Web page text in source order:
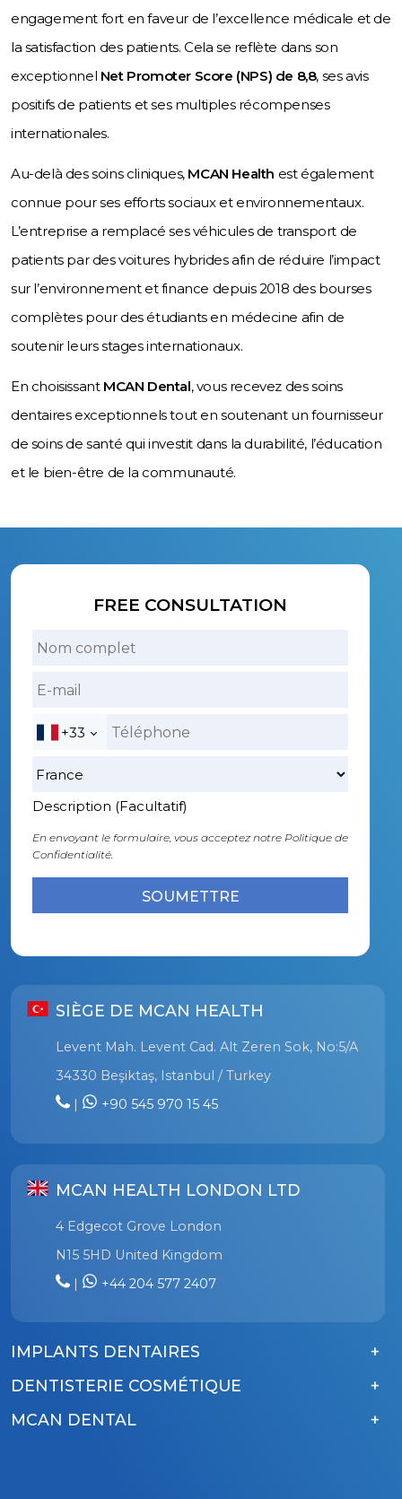
engagement fort en faveur de l’excellence médicale et de
la satisfaction des patients. Cela se reflète dans son
exceptionnel Net Promoter Score (NPS) de 8,8, ses avis
positifs de patients et ses multiples récompenses
internationales.
Au-delà des soins cliniques, MCAN Health est également
connue pour ses efforts sociaux et environnementaux.
L’entreprise a remplacé ses véhicules de transport de
patients par des voitures hybrides afin de réduire l’impact
sur l’environnement et finance depuis 2018 des bourses
complètes pour des étudiants en médecine afin de
soutenir leurs stages internationaux.
En choisissant MCAN Dental, vous recevez des soins
dentaires exceptionnels tout en soutenant un fournisseur
de soins de santé qui investit dans la durabilité, l’éducation
et le bien-être de la communauté.
FREE CONSULTATION
+33
Description (Facultatif)
En envoyant le formulaire, vous acceptez notre Politique de
Confidentialité.
SIÈGE DE MCAN HEALTH
Levent Mah. Levent Cad. Alt Zeren Sok, No:5/A
34330 Beşiktaş, Istanbul / Turkey
+90 545 970 15 45
MCAN HEALTH LONDON LTD
4 Edgecot Grove London
N15 5HD United Kingdom
|
+44 204 577 2407
IMPLANTS DENTAIRES
DENTISTERIE COSMÉTIQUE
MCAN DENTAL